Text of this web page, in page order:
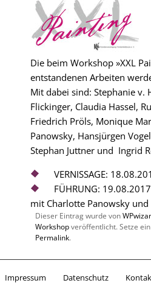
Die beim Workshop »XXL
entstandenen Arbeiten
Mit dabei sind: Stephanie v.
Flickinger, Claudia Hassel,
Friedrich Pröls, Monique
Panowsky, Hansjürgen
Stephan Juttner und Ingrid
VERNISSAGE:
FÜHRUNG:
mit Charlotte Panowsky und
Dieser Eintrag wurde von
Workshopveröffentlicht. Setze
Permalink.
Impressum Datenschutz